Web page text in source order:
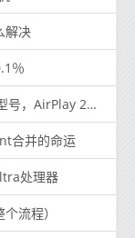
解决
％
和HomeKit稍后推出
合并的命运
处理器
流程）